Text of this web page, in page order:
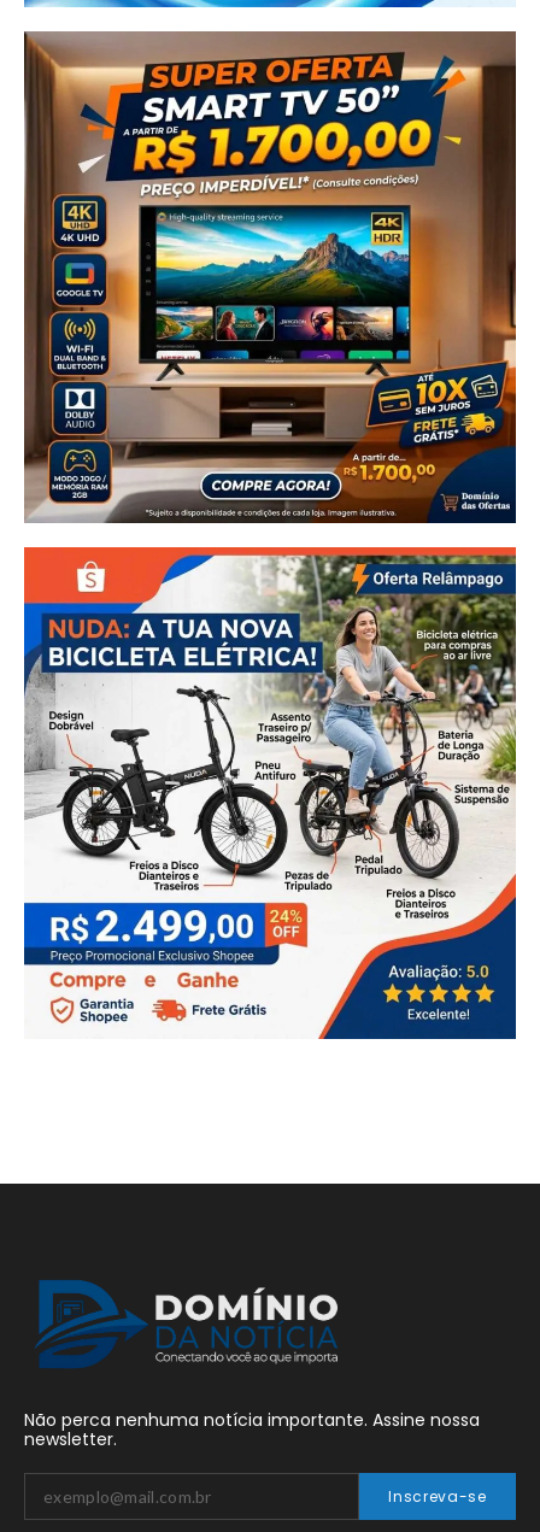
Não perca nenhuma notícia importante. Assine nossa
newsletter.
Inscreva-se